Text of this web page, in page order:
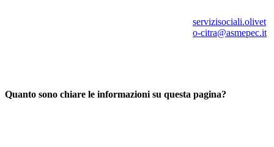
servizisociali.olivet
o-citra@asmepec.it
Quanto sono chiare le informazioni su questa pagina?